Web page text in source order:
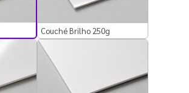
Couché Brilho 250g